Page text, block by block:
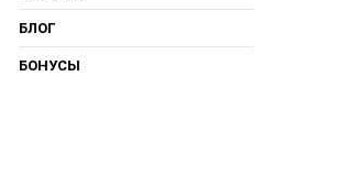
БЛОГ
БОНУСЫ